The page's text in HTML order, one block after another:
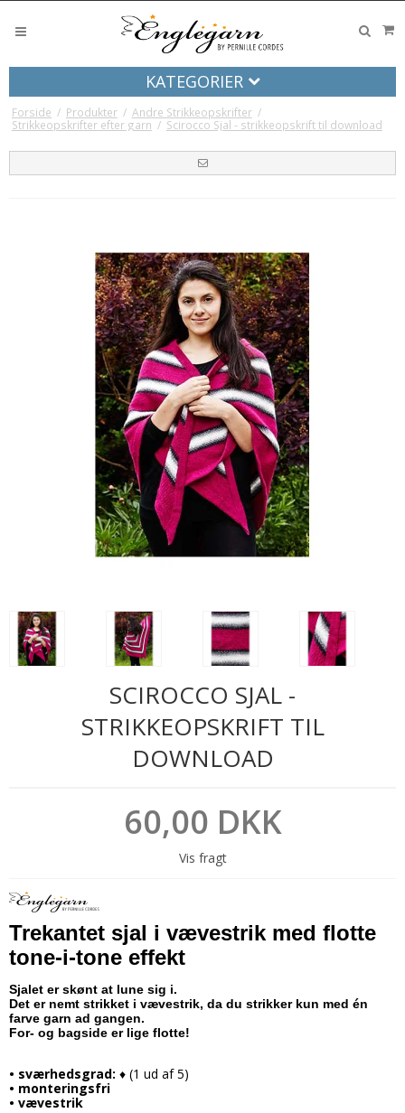
KATEGORIER
Forside / Produkter / Andre Strikkeopskrifter /
Strikkeopskrifter efter garn / Scirocco Sjal - strikkeopskrift til download
SCIROCCO SJAL -
STRIKKEOPSKRIFT TIL
DOWNLOAD
60,00 DKK
Vis fragt
Trekantet sjal i vævestrik med flotte
tone-i-tone effekt
Sjalet er skønt at lune sig i.
Det er nemt strikket i vævestrik, da du strikker kun med én
farve garn ad gangen.
For- og bagside er lige flotte!
• sværhedsgrad: ♦ (1 ud af 5)
• monteringsfri
• vævestrik